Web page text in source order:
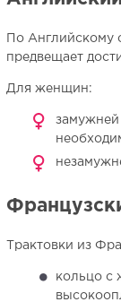
По Английскому
предвещает
Для женщин:
Трактовки из
кольцо с